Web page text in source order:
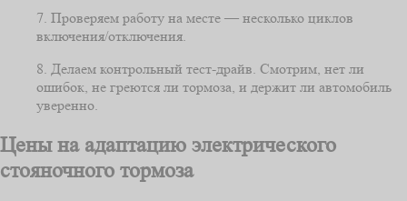
7. Проверяем работу на месте — несколько циклов
включения/отключения.
8. Делаем контрольный тест‑драйв. Смотрим, нет ли
ошибок, не греются ли тормоза, и держит ли автомобиль
уверенно.
Цены на адаптацию электрического
стояночного тормоза